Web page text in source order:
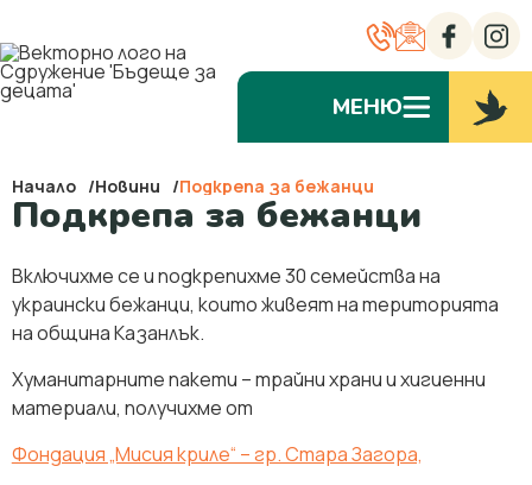
МЕНЮ
Начало Новини Подкрепа за бежанци
Подкрепа за бежанци
Включихме се и подкрепихме 30 семейства на
украински бежанци, които живеят на територията
на община Казанлък.
Хуманитарните пакети – трайни храни и хигиенни
материали, получихме от
Фондация „Мисия криле“ – гр. Стара Загора,